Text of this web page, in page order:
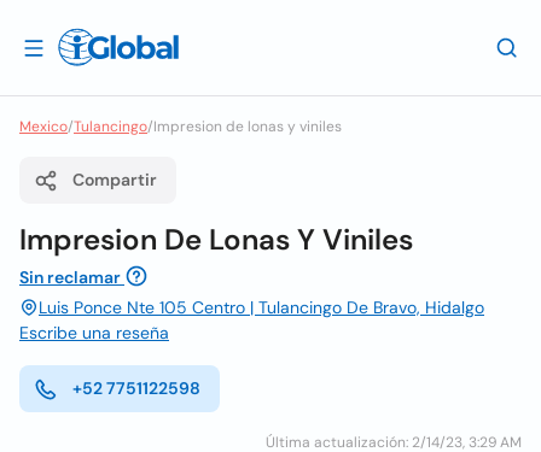
Mexico/Tulancingo/Impresion de lonas y viniles
Compartir
Impresion De Lonas Y Viniles
Sin reclamar
Luis Ponce Nte 105 Centro | Tulancingo De Bravo, Hidalgo
Escribe una reseña
+52 7751122598
Última actualización: 2/14/23, 3:29 AM